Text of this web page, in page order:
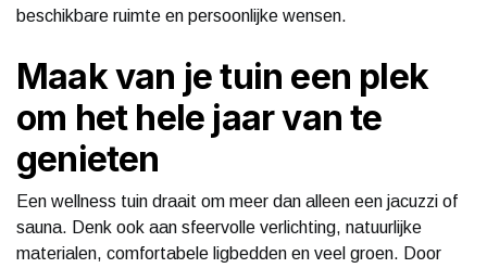
beschikbare ruimte en persoonlijke wensen.
Maak van je tuin een plek
om het hele jaar van te
genieten
Een wellness tuin draait om meer dan alleen een jacuzzi of
sauna. Denk ook aan sfeervolle verlichting, natuurlijke
materialen, comfortabele ligbedden en veel groen. Door